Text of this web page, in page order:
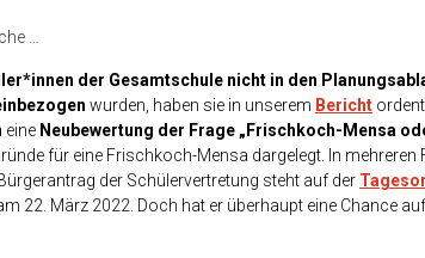
…
der Gesamtschule nicht in den
wurden, haben sie in unserem Bericht
eine Neubewertung der Frage „Frischkoch-Mensa
für eine Frischkoch-Mensa dargelegt.
In
der Schülervertretung steht auf der
22. März 2022. Doch hat er überhaupt eine Chance